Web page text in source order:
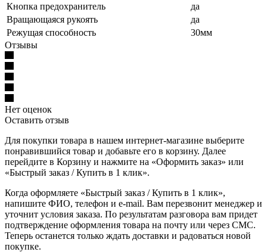
Кнопка предохранитель
да
Вращающаяся рукоять
да
Режущая способность
30мм
Отзывы
Нет оценок
Оставить отзыв
Для покупки товара в нашем интернет-магазине выберите
понравившийся товар и добавьте его в корзину. Далее
перейдите в Корзину и нажмите на «Оформить заказ» или
«Быстрый заказ / Купить в 1 клик».
Когда оформляете «Быстрый заказ / Купить в 1 клик»,
напишите ФИО, телефон и e-mail. Вам перезвонит менеджер и
уточнит условия заказа. По результатам разговора вам придет
подтверждение оформления товара на почту или через СМС.
Теперь останется только ждать доставки и радоваться новой
покупке.